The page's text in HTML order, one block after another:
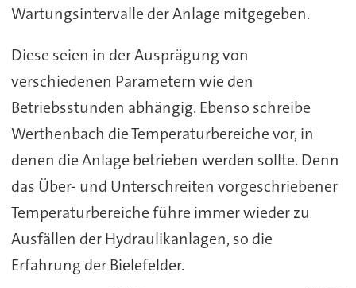
Wartungsintervalle der Anlage mitgegeben.
Diese seien in der Ausprägung von
verschiedenen Parametern wie den
Betriebsstunden abhängig. Ebenso schreibe
Werthenbach die Temperaturbereiche vor, in
denen die Anlage betrieben werden sollte. Denn
das Über- und Unterschreiten vorgeschriebener
Temperaturbereiche führe immer wieder zu
Ausfällen der Hydraulikanlagen, so die
Erfahrung der Bielefelder.